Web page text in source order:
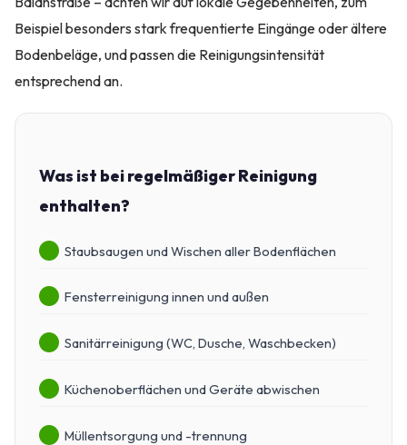
Beispiel besonders stark frequentierte Eingänge oder ältere
Bodenbeläge, und passen die Reinigungsintensität
entsprechend an.
Was ist bei regelmäßiger Reinigung
enthalten?
Staubsaugen und Wischen aller Bodenflächen
Fensterreinigung innen und außen
Sanitärreinigung (WC, Dusche, Waschbecken)
Küchenoberflächen und Geräte abwischen
Müllentsorgung und -trennung